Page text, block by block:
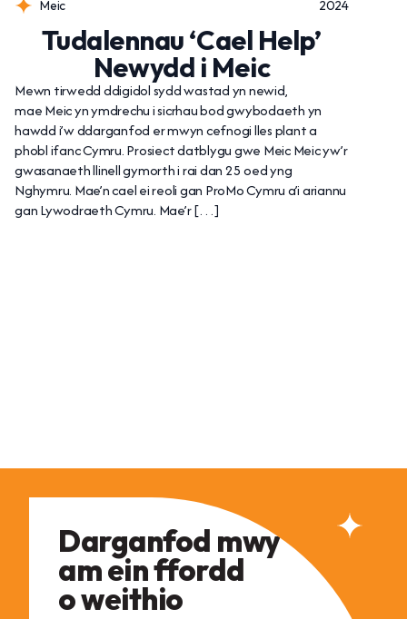
Meic 2024
Tudalennau ‘Cael Help’
Newydd i Meic
Mewn tirwedd ddigidol sydd wastad yn newid,
mae Meic yn ymdrechu i sicrhau bod gwybodaeth yn
hawdd i’w ddarganfod er mwyn cefnogi lles plant a
phobl ifanc Cymru. Prosiect datblygu gwe Meic Meic yw’r
gwasanaeth llinell gymorth i rai dan 25 oed yng
Nghymru. Mae’n cael ei reoli gan ProMo Cymru a’i ariannu
gan Lywodraeth Cymru. Mae’r […]
Darganfod mwy
am ein ffordd
o weithio